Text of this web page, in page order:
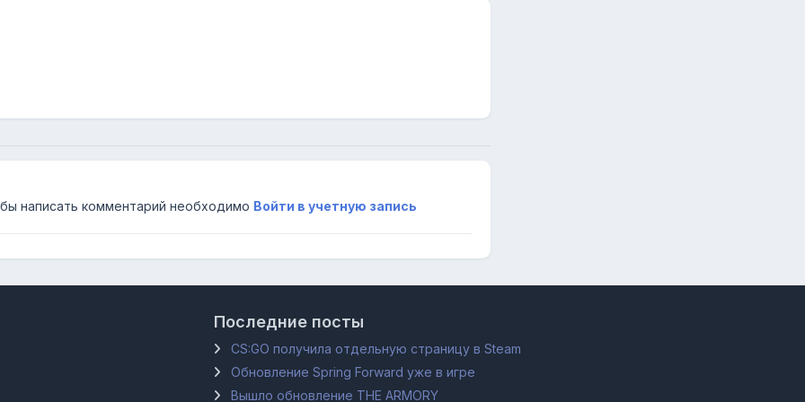
написать комментарий необходимо Войти в учетную запись
Последние посты
CS:GO получила отдельную страницу в Steam
Обновление Spring Forward уже в игре
Вышло обновление THE ARMORY